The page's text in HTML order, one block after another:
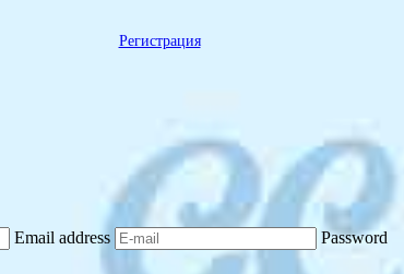
Регистрация
Email address
Password